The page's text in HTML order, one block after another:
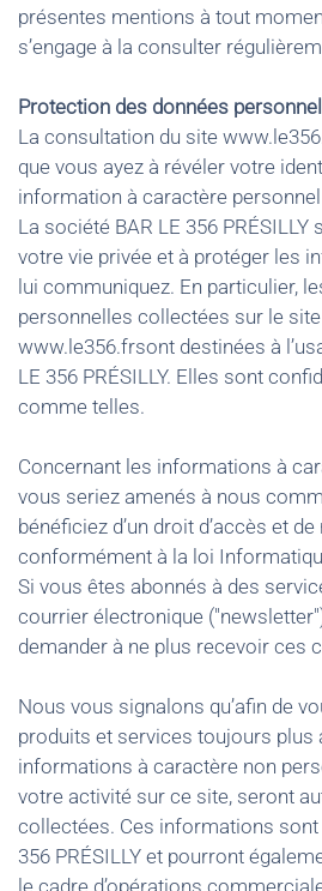
présentes mentions à tout
s’engage à la consulter
Protection des données
La consultation du site
que vous ayez à révéler votre
information à caractère
La société BAR LE 356 PRÉSILLY
votre vie privée et à protéger les
lui communiquez. En particulier,
personnelles collectées sur le
www.le356.frsont destinées à
LE 356 PRÉSILLY. Elles sont
comme telles.
Concernant les informations à
vous seriez amenés à nous
bénéficiez d’un droit d’accès et
conformément à la loi
Si vous êtes abonnés à des
courrier électronique
demander à ne plus recevoir ces
Nous vous signalons qu’afin de
produits et services toujours plus
informations à caractère non
votre activité sur ce site, seront
collectées. Ces informations sont
356 PRÉSILLY et pourront
le cadre d’opérations